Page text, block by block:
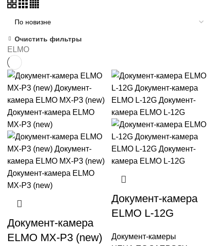
Очистить фильтры
ELMO
Документ-камера
ELMO MX-P3 (new)
Документ-камера
ELMO L-12G
Документ-камеры